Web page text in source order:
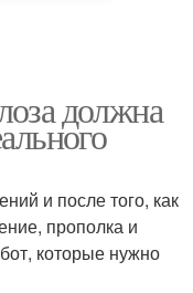
должна
и после того, как
прополка и
которые нужно